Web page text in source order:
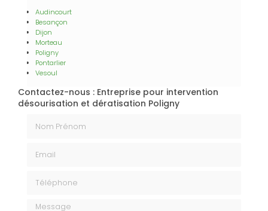
Audincourt
Besançon
Dijon
Morteau
Poligny
Pontarlier
Vesoul
Contactez-nous : Entreprise pour intervention
désourisation et dératisation Poligny
Message